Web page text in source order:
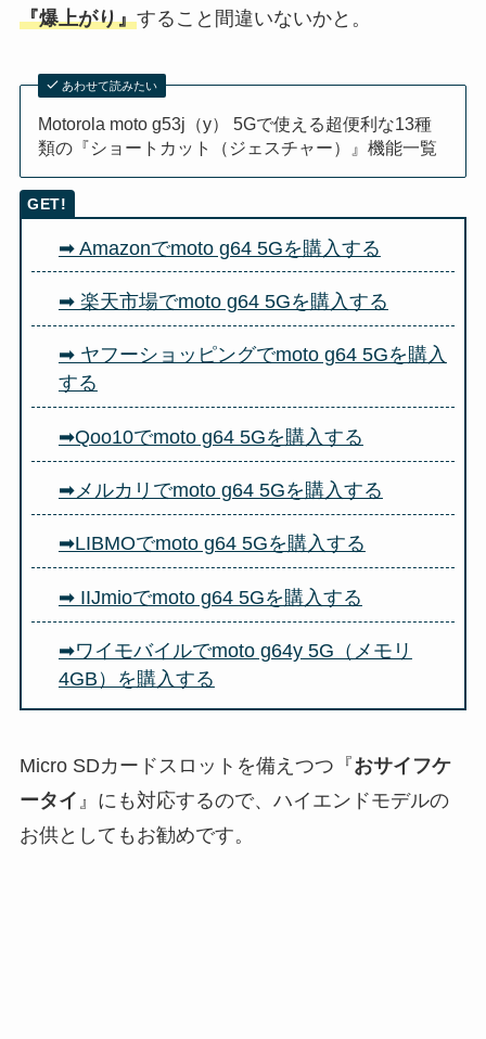
『爆上がり』すること間違いないかと。
あわせて読みたい
Motorola moto g53j（y） 5Gで使える超便利な13種
類の『ショートカット（ジェスチャー）』機能一覧
➡ Amazonでmoto g64 5Gを購入する
➡ 楽天市場でmoto g64 5Gを購入する
➡ ヤフーショッピングでmoto g64 5Gを購入
する
➡Qoo10でmoto g64 5Gを購入する
➡メルカリでmoto g64 5Gを購入する
➡LIBMOでmoto g64 5Gを購入する
➡ IIJmioでmoto g64 5Gを購入する
➡ワイモバイルでmoto g64y 5G（メモリ
4GB）を購入する
Micro SDカードスロットを備えつつ『おサイフケ
ータイ 』にも対応するので、ハイエンドモデルの
お供としてもお勧めです。